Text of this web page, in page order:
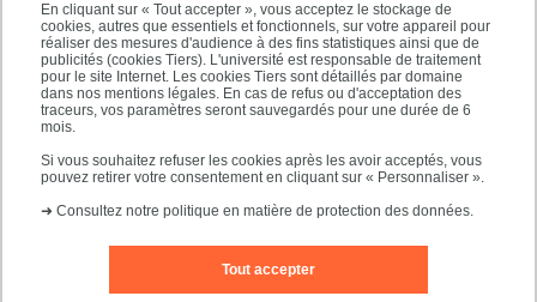
En cliquant sur « Tout accepter », vous acceptez le stockage de
cookies, autres que essentiels et fonctionnels, sur votre appareil pour
réaliser des mesures d'audience à des fins statistiques ainsi que de
publicités (cookies Tiers). L'université est responsable de traitement
pour le site Internet. Les cookies Tiers sont détaillés par domaine
dans nos mentions légales. En cas de refus ou d'acceptation des
traceurs, vos paramètres seront sauvegardés pour une durée de 6
mois.
Si vous souhaitez refuser les cookies après les avoir acceptés, vous
pouvez retirer votre consentement en cliquant sur « Personnaliser ».
➜ Consultez notre politique en matière de protection des données.
Tout accepter
PRATIQUE
NOS FORMATIONS
Nous contacter